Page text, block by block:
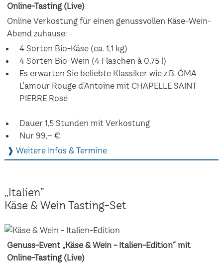
Online-Tasting (Live)
Online Verkostung für einen genussvollen Käse-Wein-
Abend zuhause:
4 Sorten Bio-Käse (ca. 1,1 kg)
4 Sorten Bio-Wein (4 Flaschen à 0,75 l)
Es erwarten Sie beliebte Klassiker wie z.B. ÖMA
L'amour Rouge d'Antoine mit CHAPELLE SAINT
PIERRE Rosé
Dauer 1,5 Stunden mit Verkostung
Nur 99,– €
❱ Weitere Infos & Termine
„Italien”
Käse & Wein Tasting-Set
Genuss-Event „Käse & Wein - Italien-Edition“ mit
Online-Tasting (Live)